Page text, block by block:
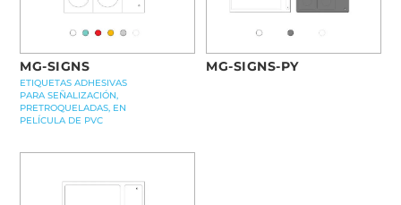
MG-SIGNS
ETIQUETAS ADHESIVAS
PARA SEÑALIZACIÓN,
PRETROQUELADAS, EN
PELÍCULA DE PVC
MG-SIGNS-PY